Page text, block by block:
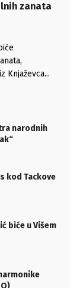
zanata
Knjaževca...
narodnih
kod Tackove
biće u Višem